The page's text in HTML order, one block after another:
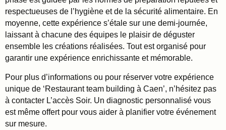
respectueuses de l’hygiène et de la sécurité alimentaire. En
moyenne, cette expérience s’étale sur une demi-journée,
laissant à chacune des équipes le plaisir de déguster
ensemble les créations réalisées. Tout est organisé pour
garantir une expérience enrichissante et mémorable.
Pour plus d’informations ou pour réserver votre expérience
unique de ‘Restaurant team building à Caen’, n’hésitez pas
à contacter L’accès Soir. Un diagnostic personnalisé vous
est même offert pour vous aider à planifier votre événement
sur mesure.